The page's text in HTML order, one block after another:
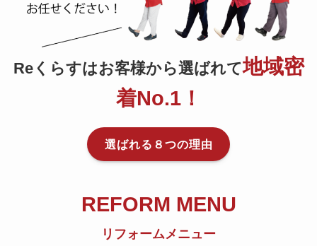
Reくらすはお客様から選ばれて地域密
着No.1！
選ばれる８つの理由
REFORM MENU
リフォームメニュー